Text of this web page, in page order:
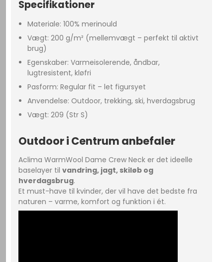
Specifikationer
Materiale: 100% merinould
Vægt: 200 g/m² (mellemvægt – perfekt til aktivt
brug)
Egenskaber: Varmeisolerende, åndbar,
lugtresistent, kløfri
Pasform: Regular fit – let figursyet
Anvendelse: Outdoor, trekking, ski, hverdagsbrug
Vægt: 209 (Str S)
Outdoor i Centrum anbefaler
Aclima WarmWool Dame Crew Neck er det ideelle
baselayer tilvandring, jagt, skiløb og
hverdagsbrug.
Et must-have til kvinder, der vil have det bedste fra
naturen – varme, komfort og funktion i ét.